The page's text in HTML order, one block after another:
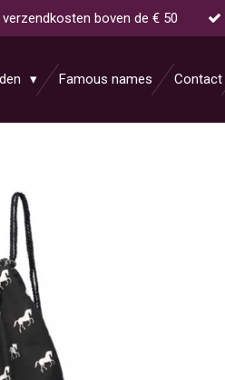
boven de € 50
Famous names Contact